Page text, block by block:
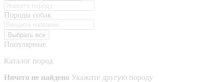
Породы собак
Выбрать все
Популярные
Каталог пород
Ничего не найдено Укажите другую породу